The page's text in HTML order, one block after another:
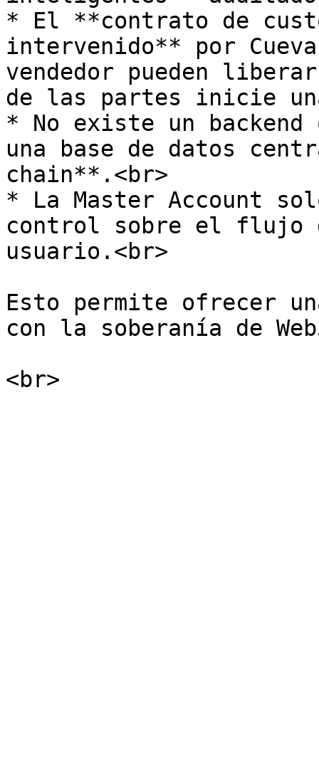
* El **contrato de
intervenido** por
vendedor pueden
de las partes inicie
* No existe un
una base de datos
chain**.<br>
* La Master Account
control sobre el flujo
usuario.<br>
Esto permite ofrecer
con la soberanía de